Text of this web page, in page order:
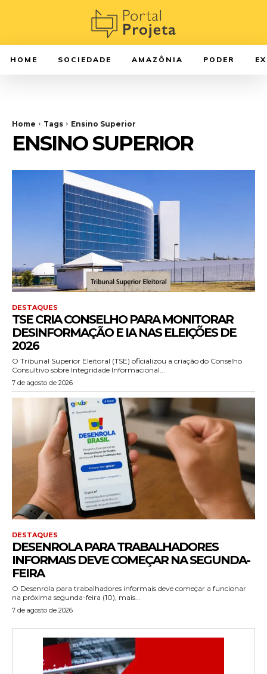
HOME SOCIEDADE AMAZÔNIA PODER
Home Tags Ensino Superior
ENSINO SUPERIOR
DESTAQUES
TSE CRIA CONSELHO PARA MONITORAR
DESINFORMAÇÃO E IA NAS ELEIÇÕES DE
2026
O Tribunal Superior Eleitoral (TSE) oficializou a criação do Conselho
Consultivo sobre Integridade Informacional...
7 de agosto de 2026
DESTAQUES
DESENROLA PARA TRABALHADORES
INFORMAIS DEVE COMEÇAR NA SEGUNDA-
FEIRA
O Desenrola para trabalhadores informais deve começar a funcionar
na próxima segunda-feira (10), mais...
7 de agosto de 2026